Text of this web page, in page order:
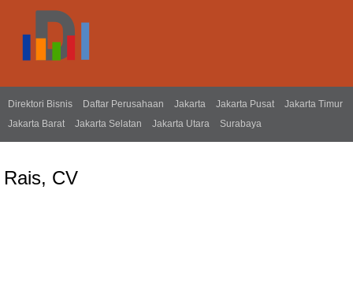
Direktori Bisnis Daftar Perusahaan Jakarta Jakarta Pusat
Jakarta Timur
Jakarta Barat
Jakarta Selatan Jakarta Utara Surabaya
Rais, CV